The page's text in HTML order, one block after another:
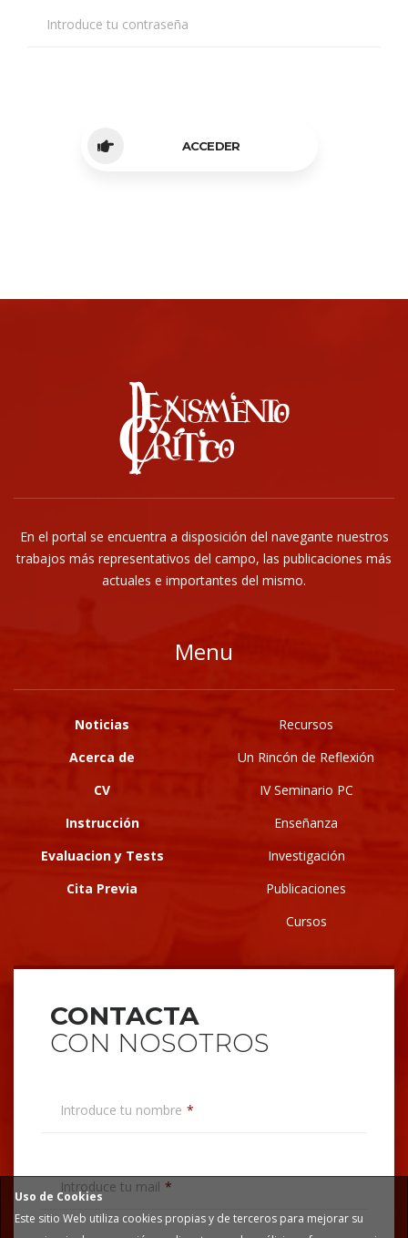
Introduce tu contraseña
ACCEDER
En el portal se encuentra a disposición del navegante nuestros
trabajos más representativos del campo, las publicaciones más
actuales e importantes del mismo.
Menu
Noticias
Acerca de
CV
Instrucción
Evaluacion y Tests
Cita Previa
Recursos
Un Rincón de Reflexión
IV Seminario PC
Enseñanza
Investigación
Publicaciones
Cursos
CONTACTA
CON NOSOTROS
Introduce tu nombre
Introduce tu mail
Uso de Cookies
Este sitio Web utiliza cookies propias y de terceros para mejorar su